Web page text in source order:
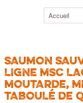
SAUMON
LIGNE MSC
MOUTARDE,
TABOULÉ DE